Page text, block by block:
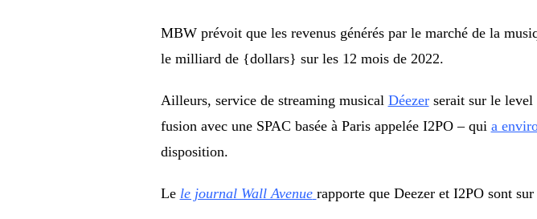
MBW prévoit que les revenus générés par le marché de la
le milliard de {dollars} sur les 12 mois de 2022.
Ailleurs, service de streaming musical Déezerserait sur le level
fusion avec une SPAC basée à Paris appelée I2PO – qui a
disposition.
Le le journal Wall Avenue rapporte que Deezer et I2PO sont